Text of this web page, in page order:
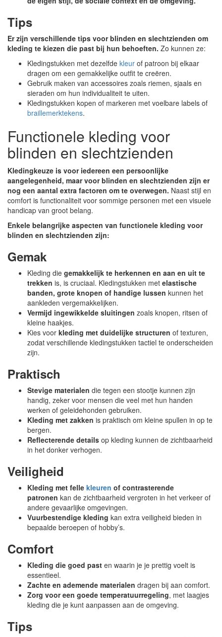
Tips
Er zijn verschillende tips voor blinden en slechtzienden om
kleding te kiezen die past bij hun behoeften. Zo kunnen ze:
Kledingstukken met dezelfde kleur of patroon bij elkaar
dragen om een ​​gemakkelijke outfit te creëren.
Gebruik maken van accessoires zoals riemen, sjaals en
sieraden om hun individualiteit te uiten.
Kledingstukken kopen of markeren met voelbare labels of
braillemerktekens.
Functionele kleding voor
blinden en slechtzienden
Kledingkeuze is voor iedereen een persoonlijke
aangelegenheid, maar voor blinden en slechtzienden zijn er
nog een aantal extra factoren om te overwegen. Naast stijl en
comfort is functionaliteit voor sommige personen met een visuele
handicap van groot belang.
Enkele belangrijke aspecten van functionele kleding voor
blinden en slechtzienden zijn:
Gemak
Kleding die gemakkelijk te herkennen en aan en uit te
trekken is, is cruciaal. Kledingstukken met elastische
banden, grote knopen of handige lussen kunnen het
aankleden vergemakkelijken.
Vermijd ingewikkelde sluitingen zoals knopen, ritsen of
kleine haakjes.
Kies voor kleding met duidelijke structuren of texturen,
zodat verschillende kledingstukken tactiel te onderscheiden
zijn.
Praktisch
Stevige materialen die tegen een stootje kunnen zijn
handig, zeker voor mensen die veel met hun handen
werken of geleidehonden gebruiken.
Kleding met zakken is praktisch om kleine spullen in op te
bergen.
Reflecterende details op kleding kunnen de zichtbaarheid
in het donker verhogen.
Veiligheid
Kleding met felle kleuren of contrasterende
patronen kan de zichtbaarheid vergroten in het verkeer of
andere gevaarlijke omgevingen.
Vuurbestendige kleding kan extra veiligheid bieden in
bepaalde beroepen of hobby’s.
Comfort
Kleding die goed past en waarin je je prettig voelt is
essentieel.
Zachte en ademende materialen dragen bij aan comfort.
Zorg voor een goede temperatuurregeling, met laagjes
kleding die je kunt aanpassen aan de omgeving.
Tips